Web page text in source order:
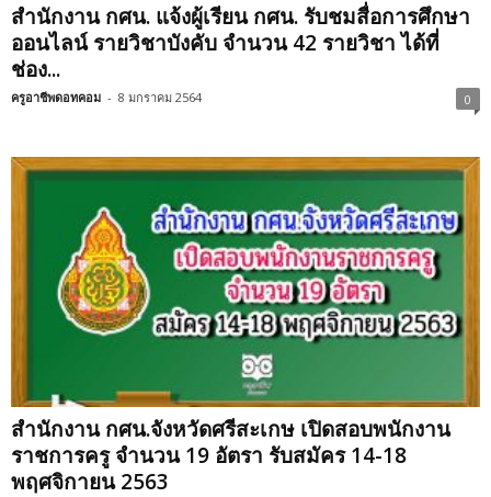
สำนักงาน กศน. แจ้งผู้เรียน กศน. รับชมสื่อการศึกษา
ออนไลน์ รายวิชาบังคับ จำนวน 42 รายวิชา ได้ที่
ช่อง...
ครูอาชีพดอทคอม - 8 มกราคม 2564 0
สำนักงาน กศน.จังหวัดศรีสะเกษ เปิดสอบพนักงาน
ราชการครู จำนวน 19 อัตรา รับสมัคร 14-18
พฤศจิกายน 2563